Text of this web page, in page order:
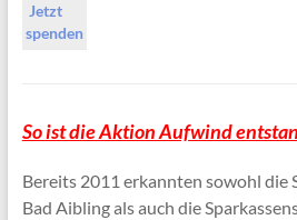
Jetzt
spenden
So ist die Aktion Aufwind
Bereits 2011 erkannten sowohl die
Bad Aibling als auch die